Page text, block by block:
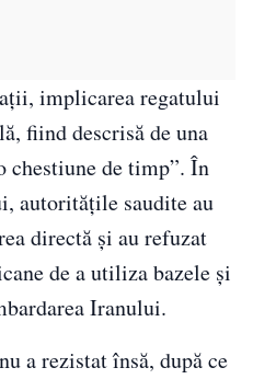
implicarea regatului
fiind descrisă de una
chestiune de timp”. În
autoritățile saudite au
directă și au refuzat
de a utiliza bazele și
Iranului.
a rezistat însă, după ce